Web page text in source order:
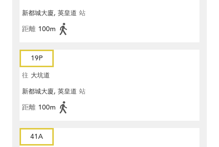
新都城大廈, 英皇道 站
距離 100m
19P
往 大坑道
新都城大廈, 英皇道 站
距離 100m
41A